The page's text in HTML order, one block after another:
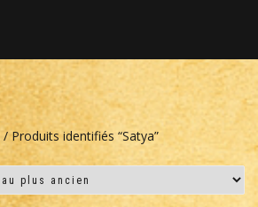
/ Produits identifiés “Satya”